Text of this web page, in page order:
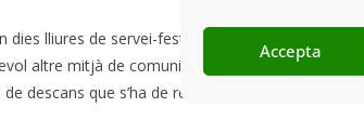
Accepta
dies lliures de servei-festa, no està obligat a
altre mitjà de comunicació.
Fins i tot el “NO
descans que s’ha de respectar.